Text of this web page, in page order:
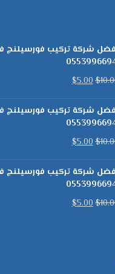
شركة تركيب فورسيلنج
$
$5.00
شركة تركيب فورسيلنج
$
$5.00
شركة تركيب فورسيلنج
$
$5.00